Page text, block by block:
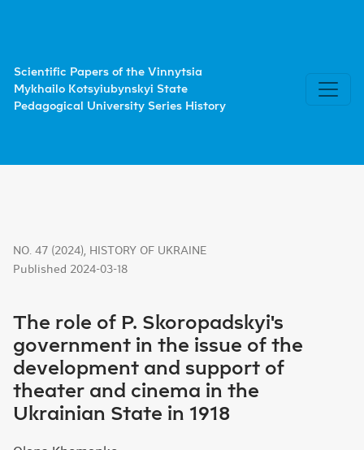
Scientific Papers of the Vinnytsia
Mykhailo Kotsyiubynskyi State
Pedagogical University Series History
NO. 47 (2024) HISTORY OF UKRAINE
The role of P. Skoropadskyi's
government in the issue of the
development and support of
theater and cinema in the
Ukrainian State in 1918
Published 2024-03-18